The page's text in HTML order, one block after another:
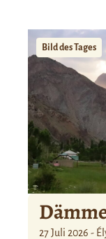
Bild des Tages
27 Juli 2026 -